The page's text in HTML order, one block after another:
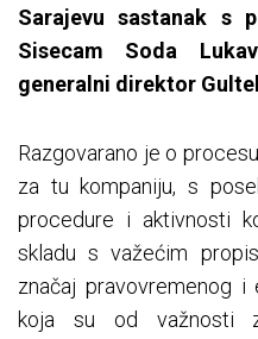
Sarajevu sastanak s
Sisecam Soda
generalni direktor
Razgovarano je o
za tu kompaniju, s
procedure i aktivnosti
skladu s važećim
značaj pravovremenog i
koja su od važnosti